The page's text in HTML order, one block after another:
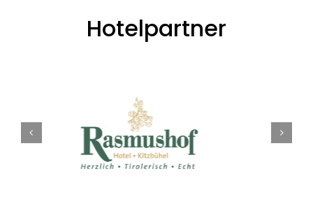
Hotelpartner